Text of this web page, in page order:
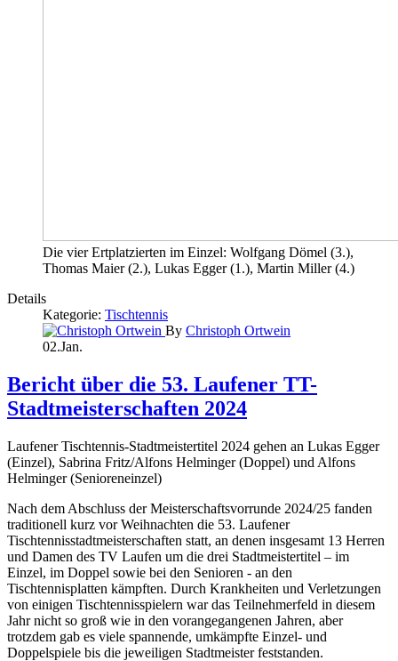
Die vier Ertplatzierten im Einzel: Wolfgang Dömel (3.),
Thomas Maier (2.), Lukas Egger (1.), Martin Miller (4.)
Details
Kategorie: Tischtennis
By Christoph Ortwein
02.Jan.
Bericht über die 53. Laufener TT-
Stadtmeisterschaften 2024
Laufener Tischtennis-Stadtmeistertitel 2024 gehen an Lukas Egger
(Einzel), Sabrina Fritz/Alfons Helminger (Doppel) und Alfons
Helminger (Senioreneinzel)
Nach dem Abschluss der Meisterschaftsvorrunde 2024/25 fanden
traditionell kurz vor Weihnachten die 53. Laufener
Tischtennisstadtmeisterschaften statt, an denen insgesamt 13 Herren
und Damen des TV Laufen um die drei Stadtmeistertitel – im
Einzel, im Doppel sowie bei den Senioren - an den
Tischtennisplatten kämpften. Durch Krankheiten und Verletzungen
von einigen Tischtennisspielern war das Teilnehmerfeld in diesem
Jahr nicht so groß wie in den vorangegangenen Jahren, aber
trotzdem gab es viele spannende, umkämpfte Einzel- und
Doppelspiele bis die jeweiligen Stadtmeister feststanden.